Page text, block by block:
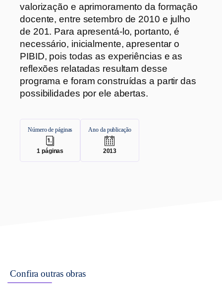
valorização e aprimoramento da formação
docente, entre setembro de 2010 e julho
de 201. Para apresentá-lo, portanto, é
necessário, inicialmente, apresentar o
PIBID, pois todas as experiências e as
reflexões relatadas resultam desse
programa e foram construídas a partir das
possibilidades por ele abertas.
Número de páginas
1 páginas
Ano da publicação
.
2013
Confira outras obras